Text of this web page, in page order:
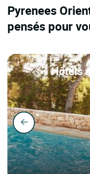
Pyrenees
pensés pour
Hôtels